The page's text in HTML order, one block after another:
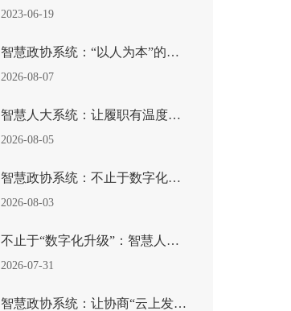
2023-06-19
智慧政协系统：“以人为本”的履职革新
2026-08-07
智慧人大系统：让履职有温度、监督有力度、民意有速度
2026-08-05
智慧政协系统：不止于数字化，重塑新时代协商履职新范...
2026-08-03
不止于“数字化升级”：智慧人大解锁全过程人民民主的...
2026-07-31
智慧政协系统：让协商“云上发声”，让履职突破边界